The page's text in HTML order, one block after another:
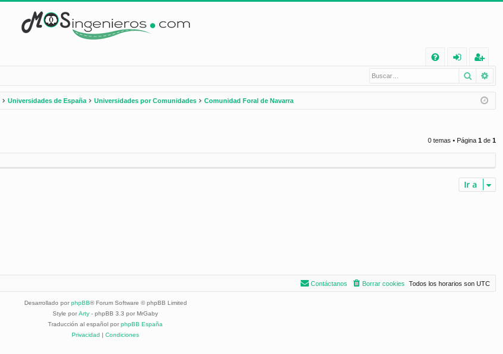
Q
nt
ifi
e
eg
ist
ra
Buscar
Universidades de España Universidades por Comunidades Comunidad Foral de Navarra
0 temas • Página 1 de 1
Ir a
Todos los horarios son UTC
Borrar cookies
Contáctanos
Desarrollado por phpBB® Forum Software © phpBB Limited
Style por Arty - phpBB 3.3 por MrGaby
Traducción al español por phpBB España
Privacidad | Condiciones